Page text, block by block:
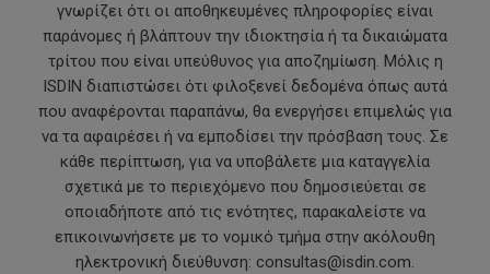
γνωρίζει ότι οι αποθηκευμένες πληροφορίες είναι
παράνομες ή βλάπτουν την ιδιοκτησία ή τα δικαιώματα
τρίτου που είναι υπεύθυνος για αποζημίωση. Μόλις η
ISDIN διαπιστώσει ότι φιλοξενεί δεδομένα όπως αυτά
που αναφέρονται παραπάνω, θα ενεργήσει επιμελώς για
να τα αφαιρέσει ή να εμποδίσει την πρόσβαση τους. Σε
κάθε περίπτωση, για να υποβάλετε μια καταγγελία
σχετικά με το περιεχόμενο που δημοσιεύεται σε
οποιαδήποτε από τις ενότητες, παρακαλείστε να
επικοινωνήσετε με το νομικό τμήμα στην ακόλουθη
ηλεκτρονική διεύθυνση: consultas@isdin.com.